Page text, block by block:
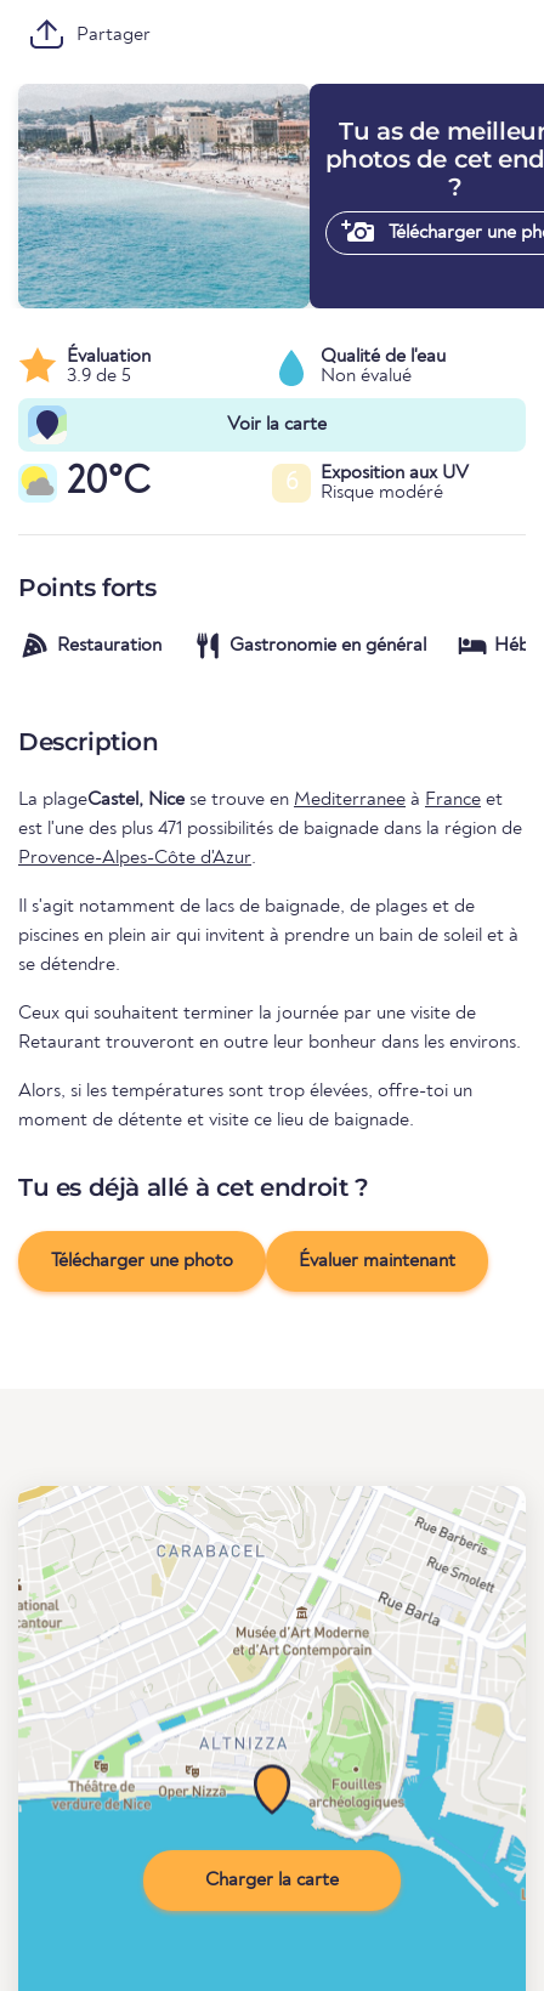
Partager
Tu as de
photos de cet
?
Télécharger une
Évaluation
3.9 de 5
Qualité de l'eau
Non évalué
Voir la carte
20°C 6
Exposition aux UV
Risque modéré
Points forts
Restauration Gastronomie en général
Description
La plageCastel, Nice se trouve en Mediterranee à France et
est l'une des plus 471 possibilités de baignade dans la région de
Provence-Alpes-Côte d'Azur.
Il s'agit notamment de lacs de baignade, de plages et de
piscines en plein air qui invitent à prendre un bain de soleil et à
se détendre.
Ceux qui souhaitent terminer la journée par une visite de
Retaurant trouveront en outre leur bonheur dans les environs.
Alors, si les températures sont trop élevées, offre-toi un
moment de détente et visite ce lieu de baignade.
Tu es déjà allé à cet endroit ?
Télécharger une photo Évaluer maintenant
Charger la carte